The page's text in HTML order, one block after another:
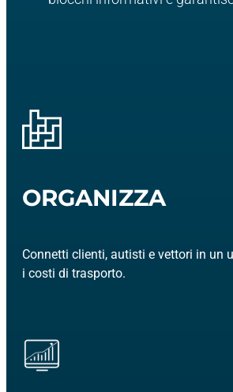
ORGANIZZA
Connetti clienti, autisti e vettori in un
i costi di trasporto.